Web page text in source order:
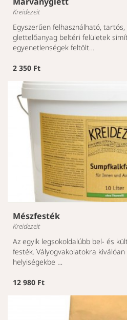
Kreidezeit
Egyszerűen felhasználható,
glettelőanyag beltéri felületek
egyenetlenségek feltölt…
2 350 Ft
Mészfesték
Kreidezeit
Az egyik legsokoldalúbb bel- és
festék. Vályogvakolatokra
helyiségekbe …
12 980 Ft